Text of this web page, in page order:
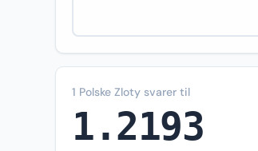
1 Polske Zloty svarer til
1.2193